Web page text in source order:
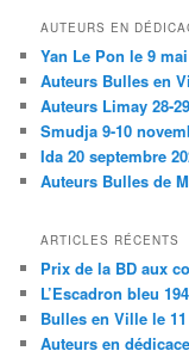
AUTEURS EN
Yan Le Pon le 9
Auteurs Bulles en
Auteurs Limay 28-
Smudja 9-10
Ida 20 septembre
Auteurs Bulles de
ARTICLES RÉCENTS
Prix de la BD aux
L’Escadron bleu
Bulles en Ville le
Auteurs en